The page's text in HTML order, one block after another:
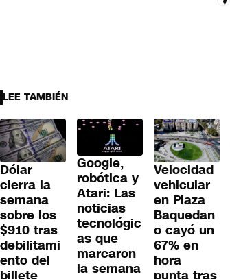
LEE TAMBIÉN
Dólar
cierra la
semana
sobre los
$910 tras
debilitami
ento del
Google,
robótica y
Atari: Las
noticias
tecnológic
as que
marcaron
la semana
Velocidad
vehicular
en Plaza
Baquedan
o cayó un
67% en
hora